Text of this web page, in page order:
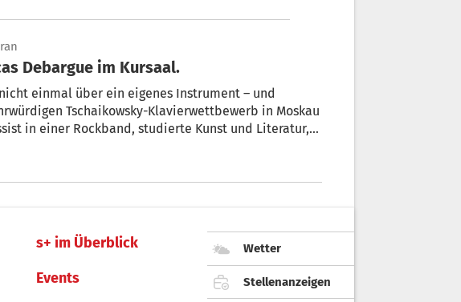
Debargue im Kursaal.
einmal über ein eigenes Instrument – und
Tschaikowsky-Klavierwettbewerb in Moskau
in einer Rockband, studierte Kunst und Literatur,
s+ im Überblick
Events
Wetter
Stellenanzeigen